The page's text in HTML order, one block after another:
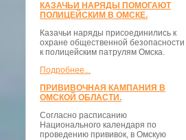
КАЗАЧЬИ НАРЯДЫ ПОМОГАЮТ
ПОЛИЦЕЙСКИМ В ОМСКЕ.
Казачьи наряды присоединились к
охране общественной безопасности
к полицейским патрулям Омска.
Подробнее...
ПРИВИВОЧНАЯ КАМПАНИЯ В
ОМСКОЙ ОБЛАСТИ.
Согласно расписанию
Национального календаря по
проведению прививок, в Омскую